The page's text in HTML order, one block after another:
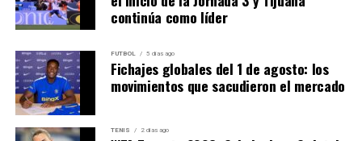
del día.
Gibson consiguió el quiebre que le permitió quedarse
con el primer parcial por 7-5, pero la reacción de la
preclasificada número 16 fue contundente. Alexandrova
necesitó alrededor de media hora para dominar el
segundo set y encadenóocho juegos consecutivos
continúa como líder
FUTBOL 5 días ago
Fichajes globales del 1 de agosto: los
movimientos que sacudieron el mercado
TENIS 2 días ago